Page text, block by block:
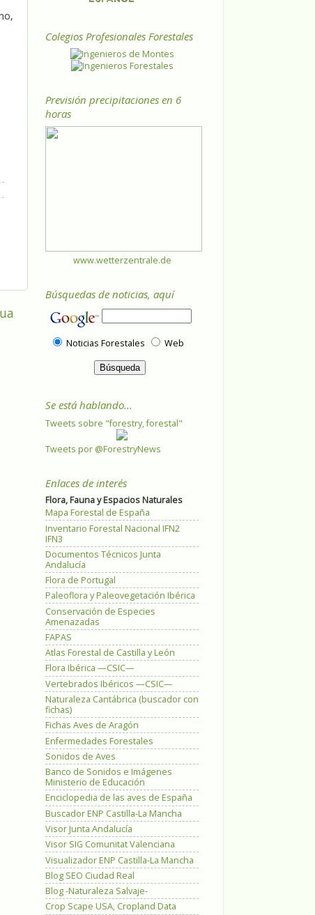
Colegios Profesionales Forestales
Previsión precipitaciones en 6
horas
www.wetterzentrale.de
Búsquedas de noticias, aquí
Noticias Forestales Web
Se está hablando...
Tweets sobre "forestry, forestal"
Tweets por @ForestryNews
Enlaces de interés
Flora, Fauna y Espacios Naturales
Mapa Forestal de España
Inventario Forestal Nacional IFN2
IFN3
Documentos Técnicos Junta
Andalucía
Flora de Portugal
Paleoflora y Paleovegetación Ibérica
Conservación de Especies
Amenazadas
FAPAS
Atlas Forestal de Castilla y León
Flora Ibérica —CSIC—
Vertebrados Ibéricos —CSIC—
Naturaleza Cantábrica (buscador con
fichas)
Fichas Aves de Aragón
Enfermedades Forestales
Sonidos de Aves
Banco de Sonidos e Imágenes
Ministerio de Educación
Enciclopedia de las aves de España
Buscador ENP Castilla-La Mancha
Visor Junta Andalucía
Visor SIG Comunitat Valenciana
Visualizador ENP Castilla-La Mancha
Blog SEO Ciudad Real
Blog -Naturaleza Salvaje-
Crop Scape USA, Cropland Data